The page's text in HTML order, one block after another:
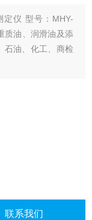
仪 型号：MHY-
质油、润滑油及添
石油、化工、商检
台仪器主机完成
联系我们